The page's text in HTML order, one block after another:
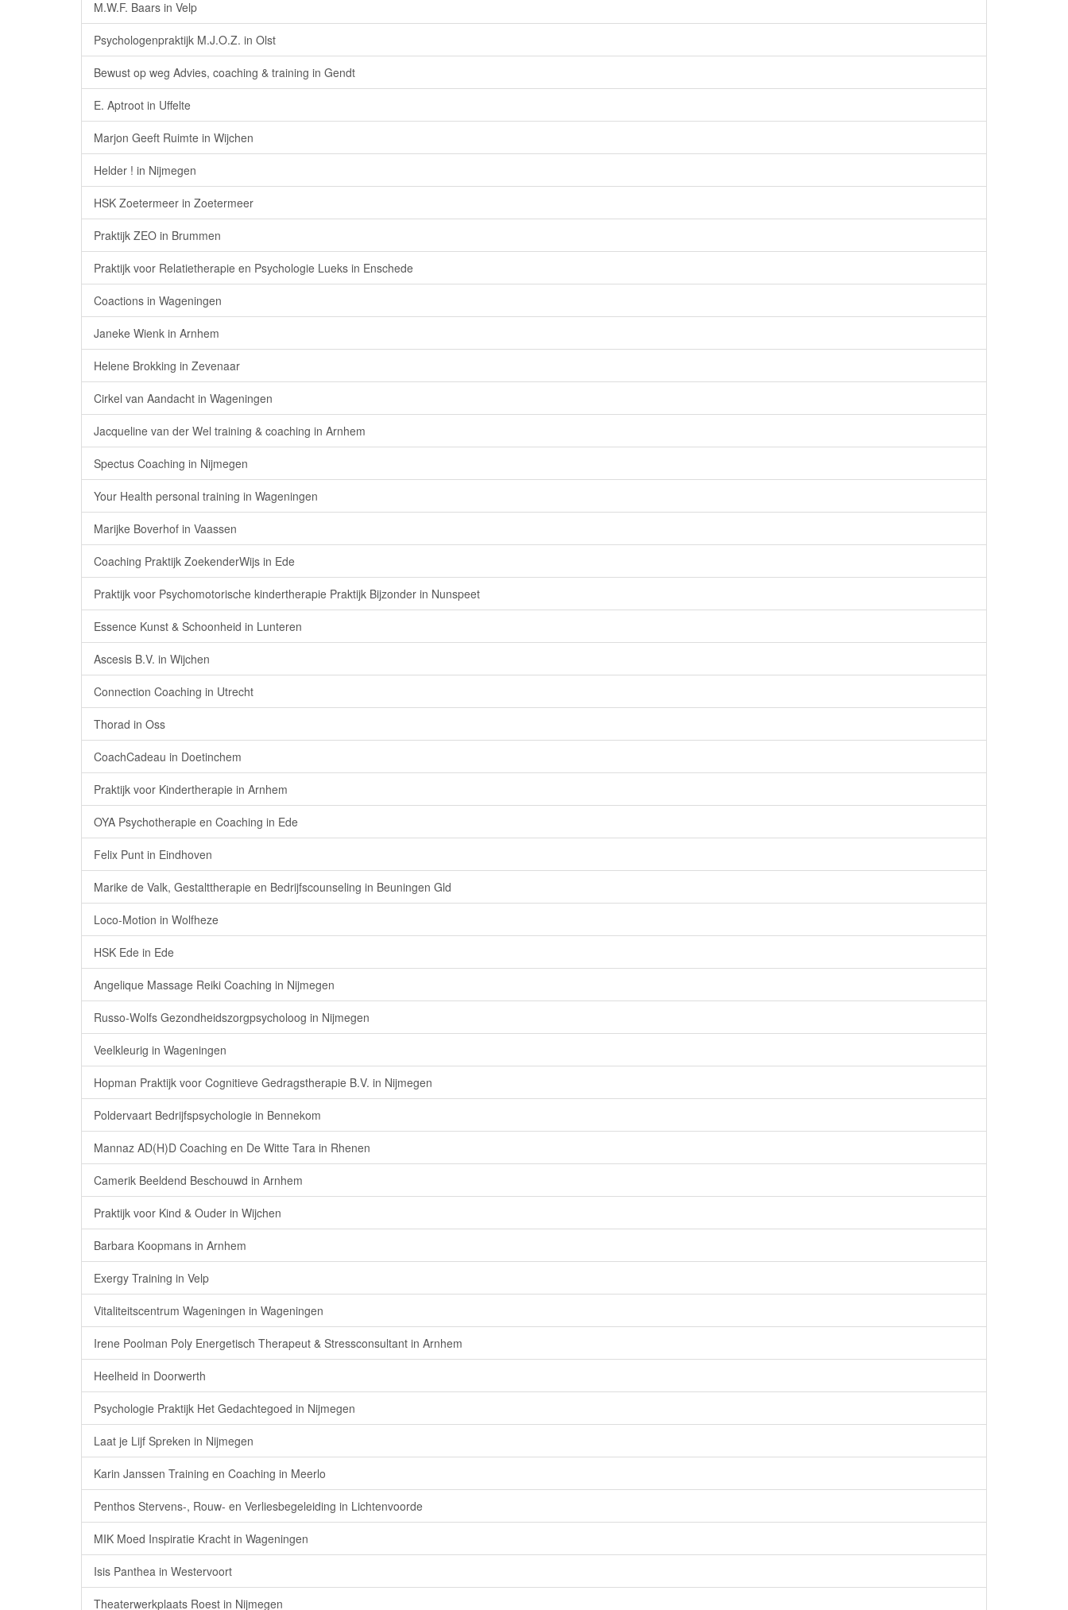
M.W.F. Baars in Velp
Psychologenpraktijk M.J.O.Z. in Olst
Bewust op weg Advies, coaching & training in Gendt
E. Aptroot in Uffelte
Marjon Geeft Ruimte in Wijchen
Helder ! in Nijmegen
HSK Zoetermeer in Zoetermeer
Praktijk ZEO in Brummen
Praktijk voor Relatietherapie en Psychologie Lueks in Enschede
Coactions in Wageningen
Janeke Wienk in Arnhem
Helene Brokking in Zevenaar
Cirkel van Aandacht in Wageningen
Jacqueline van der Wel training & coaching in Arnhem
Spectus Coaching in Nijmegen
Your Health personal training in Wageningen
Marijke Boverhof in Vaassen
Coaching Praktijk ZoekenderWijs in Ede
Praktijk voor Psychomotorische kindertherapie Praktijk Bijzonder in Nunspeet
Essence Kunst & Schoonheid in Lunteren
Ascesis B.V. in Wijchen
Connection Coaching in Utrecht
Thorad in Oss
CoachCadeau in Doetinchem
Praktijk voor Kindertherapie in Arnhem
OYA Psychotherapie en Coaching in Ede
Felix Punt in Eindhoven
Marike de Valk, Gestalttherapie en Bedrijfscounseling in Beuningen Gld
Loco-Motion in Wolfheze
HSK Ede in Ede
Angelique Massage Reiki Coaching in Nijmegen
Russo-Wolfs Gezondheidszorgpsycholoog in Nijmegen
Veelkleurig in Wageningen
Hopman Praktijk voor Cognitieve Gedragstherapie B.V. in Nijmegen
Poldervaart Bedrijfspsychologie in Bennekom
Mannaz AD(H)D Coaching en De Witte Tara in Rhenen
Camerik Beeldend Beschouwd in Arnhem
Praktijk voor Kind & Ouder in Wijchen
Barbara Koopmans in Arnhem
Exergy Training in Velp
Vitaliteitscentrum Wageningen in Wageningen
Irene Poolman Poly Energetisch Therapeut & Stressconsultant in Arnhem
Heelheid in Doorwerth
Psychologie Praktijk Het Gedachtegoed in Nijmegen
Laat je Lijf Spreken in Nijmegen
Karin Janssen Training en Coaching in Meerlo
Penthos Stervens-, Rouw- en Verliesbegeleiding in Lichtenvoorde
MIK Moed Inspiratie Kracht in Wageningen
Isis Panthea in Westervoort
Theaterwerkplaats Roest in Nijmegen